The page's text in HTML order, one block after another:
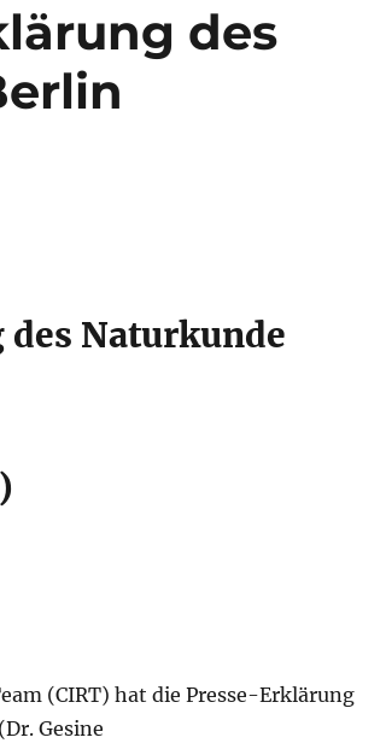
des
Naturkunde
(CIRT) hat die Presse-Erklärung
Gesine